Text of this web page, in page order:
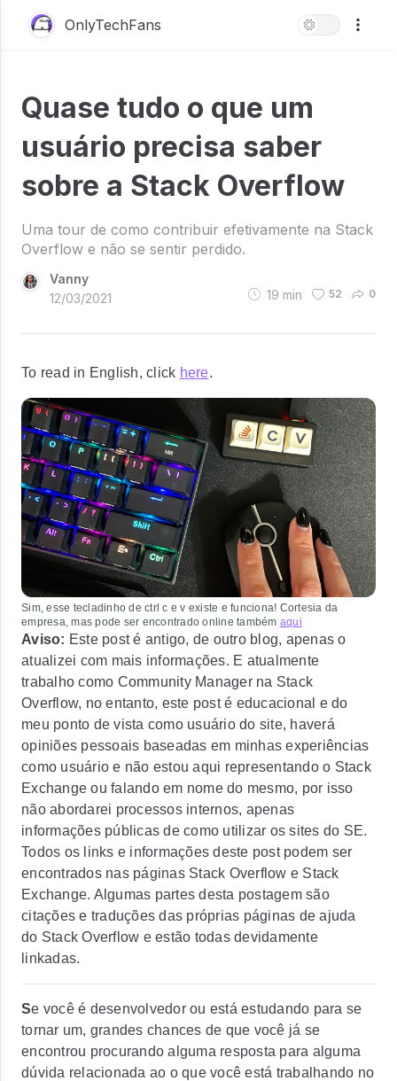
OnlyTechFans
Quase tudo o que um
usuário precisa saber
sobre a Stack Overflow
Uma tour de como contribuir efetivamente na Stack
Overflow e não se sentir perdido.
Vanny
12/03/2021
19 min 52 0
To read in English, click here.
Sim, esse tecladinho de ctrl c e v existe e funciona! Cortesia da
empresa, mas pode ser encontrado online também aqui
Aviso: Este post é antigo, de outro blog, apenas o
atualizei com mais informações. E atualmente
trabalho como Community Manager na Stack
Overflow, no entanto, este post é educacional e do
meu ponto de vista como usuário do site, haverá
opiniões pessoais baseadas em minhas experiências
como usuário e não estou aqui representando o Stack
Exchange ou falando em nome do mesmo, por isso
não abordarei processos internos, apenas
informações públicas de como utilizar os sites do SE.
Todos os links e informações deste post podem ser
encontrados nas páginas Stack Overflow e Stack
Exchange. Algumas partes desta postagem são
citações e traduções das próprias páginas de ajuda
do Stack Overflow e estão todas devidamente
linkadas.
Se você é desenvolvedor ou está estudando para se
tornar um, grandes chances de que você já se
encontrou procurando alguma resposta para alguma
dúvida relacionada ao o que você está trabalhando no